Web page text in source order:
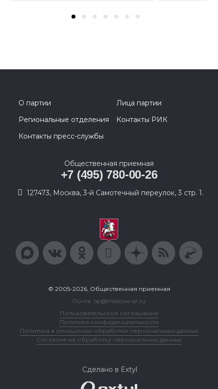
О партии
Лица партии
Региональные отделения
Контакты РИК
Контакты пресс-службы
Общественная приемная
+7 (495) 780-00-26
127473, Москва, 3-й Самотечный переулок, 3 стр. 1.
© 2005-2026, Общественная приемная
Почта: op@moscow.er.ru
Пользовательское соглашение
Политика конфиденциальности
Политика в отношении обработки персональных данных
Согласие на обработку персональных данных
Сделано в Extyl